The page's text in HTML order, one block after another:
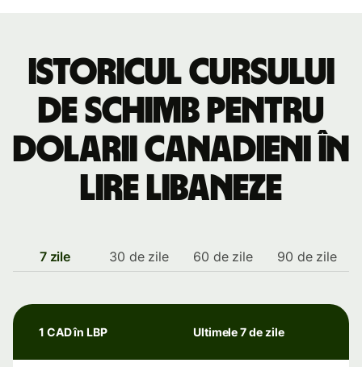
Istoricul cursului
de schimb pentru
dolarii canadieni în
lire libaneze
7 zile 30 de zile 60 de zile 90 de zile
1 CAD în LBP Ultimele 7 de zile